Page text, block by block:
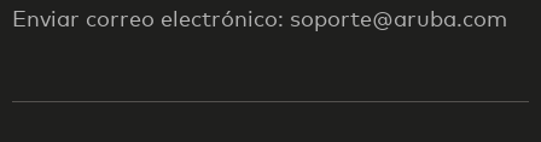
Enviar correo electrónico: soporte@aruba.com